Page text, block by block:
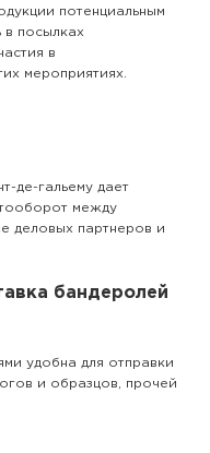
потенциальным
в посылках
в
мероприятиях.
де-гальему дает
между
деловых партнеров и
бандеролей
удобна для отправки
и образцов, прочей